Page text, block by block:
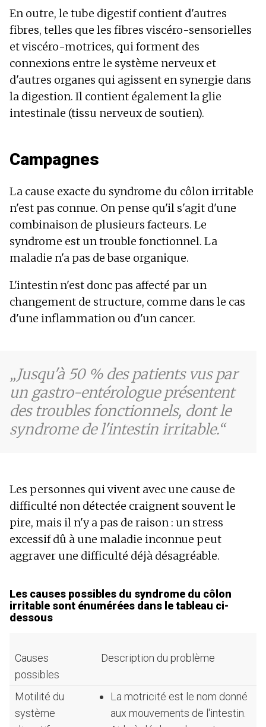
En outre, le tube digestif contient d'autres
fibres, telles que les fibres viscéro-sensorielles
et viscéro-motrices, qui forment des
connexions entre le système nerveux et
d'autres organes qui agissent en synergie dans
la digestion. Il contient également la glie
intestinale (tissu nerveux de soutien).
Campagnes
La cause exacte du syndrome du côlon irritable
n'est pas connue. On pense qu'il s'agit d'une
combinaison de plusieurs facteurs. Le
syndrome est un trouble fonctionnel. La
maladie n'a pas de base organique.
L'intestin n'est donc pas affecté par un
changement de structure, comme dans le cas
d'une inflammation ou d'un cancer.
Jusqu'à 50 % des patients vus par
un gastro-entérologue présentent
des troubles fonctionnels, dont le
syndrome de l'intestin irritable.
Les personnes qui vivent avec une cause de
difficulté non détectée craignent souvent le
pire, mais il n'y a pas de raison : un stress
excessif dû à une maladie inconnue peut
aggraver une difficulté déjà désagréable.
Les causes possibles du syndrome du côlon
irritable sont énumérées dans le tableau ci-
dessous
Causes
possibles
Description du problème
Motilité du
système
La motricité est le nom donné
aux mouvements de l'intestin.